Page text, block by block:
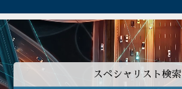
スペシャリスト検索